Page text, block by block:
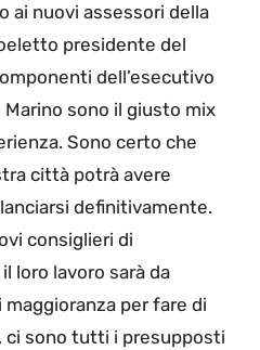
ai nuovi assessori della
presidente del
dell’esecutivo
sono il giusto mix
Sono certo che
città potrà avere
definitivamente.
consiglieri di
loro lavoro sarà da
per fare di
ci sono tutti i presupposti